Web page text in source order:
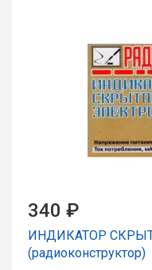
340 ₽
ИНДИКАТОР
(радиоконструктор)